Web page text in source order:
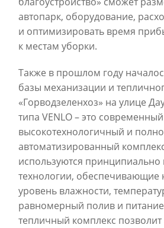
автопарк, оборудование,
и оптимизировать время
к местам уборки.
Также в прошлом году
базы механизации и
«Горводзеленхоз» на улице
типа VENLO – это современный
высокотехнологичный и
автоматизированный
используются принципиально
технологии,
уровень влажности,
равномерный полив и
тепличный комплекс позволит